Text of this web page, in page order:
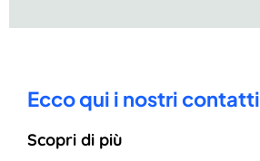
Ecco qui i nostri contatti
Scopri di più